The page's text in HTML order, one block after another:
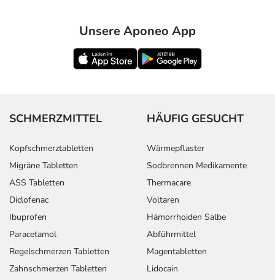
Unsere Aponeo App
SCHMERZMITTEL
Kopfschmerztabletten
Migräne Tabletten
ASS Tabletten
Diclofenac
Ibuprofen
Paracetamol
Regelschmerzen Tabletten
Zahnschmerzen Tabletten
HÄUFIG GESUCHT
Wärmepflaster
Sodbrennen Medikamente
Thermacare
Voltaren
Hämorrhoiden Salbe
Abführmittel
Magentabletten
Lidocain